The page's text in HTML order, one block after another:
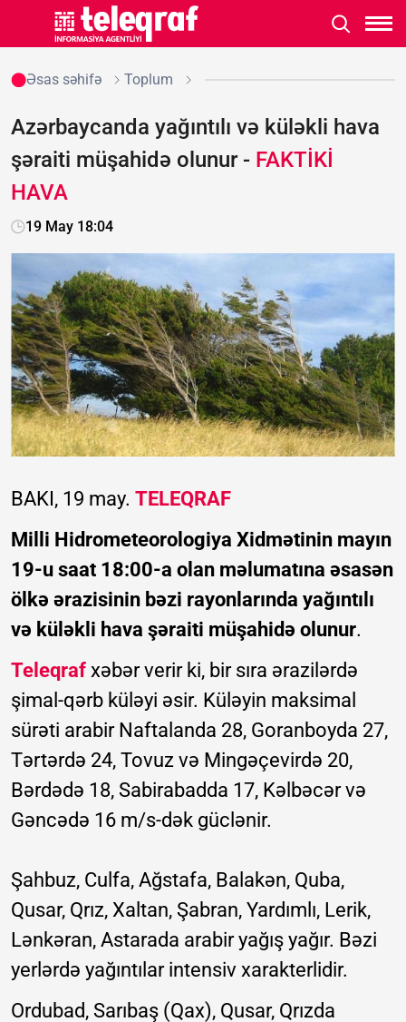
Əsas səhifə Toplum
Azərbaycanda yağıntılı və küləkli hava
şəraiti müşahidə olunur - FAKTİKİ
HAVA
19 May 18:04
BAKI, 19 may. TELEQRAF
Milli Hidrometeorologiya Xidmətinin mayın
19-u saat 18:00-a olan məlumatına əsasən
ölkə ərazisinin bəzi rayonlarında yağıntılı
və küləkli hava şəraiti müşahidə olunur.
Teleqraf xəbər verir ki, bir sıra ərazilərdə
şimal-qərb küləyi əsir. Küləyin maksimal
sürəti arabir Naftalanda 28, Goranboyda 27,
Tərtərdə 24, Tovuz və Mingəçevirdə 20,
Bərdədə 18, Sabirabadda 17, Kəlbəcər və
Gəncədə 16 m/s-dək güclənir.
Şahbuz, Culfa, Ağstafa, Balakən, Quba,
Qusar, Qrız, Xaltan, Şabran, Yardımlı, Lerik,
Lənkəran, Astarada arabir yağış yağır. Bəzi
yerlərdə yağıntılar intensiv xarakterlidir.
Ordubad, Sarıbaş (Qax), Qusar, Qrızda